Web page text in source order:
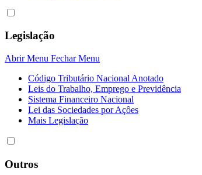
Legislação
Abrir Menu Fechar Menu
Código Tributário Nacional Anotado
Leis do Trabalho, Emprego e Previdência
Sistema Financeiro Nacional
Lei das Sociedades por Açôes
Mais Legislação
Outros